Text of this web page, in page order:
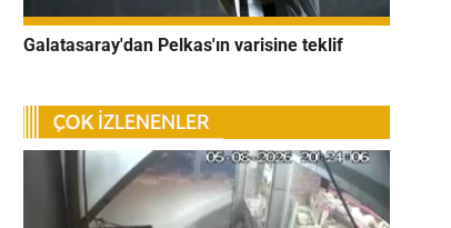
Galatasaray'dan Pelkas'ın varisine teklif